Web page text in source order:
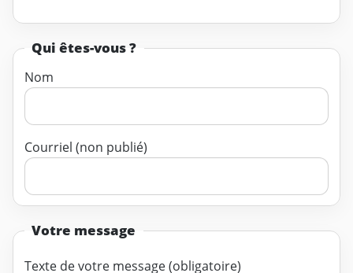
Qui êtes-vous ?
Nom
Courriel (non publié)
Votre message
Texte de votre message (obligatoire)